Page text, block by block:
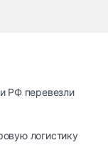
РФ перевезли
логистику